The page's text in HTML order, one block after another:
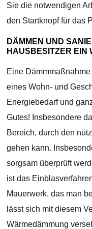
Sie die notwendigen
den Startknopf für das
DÄMMEN UND
HAUSBESITZER EIN
Eine
eines Wohn- und
Energiebedarf und
Gutes! Insbesondere
Bereich, durch den
gehen kann.
sorgsam überprüft
ist das
Mauerwerk, das man
lässt sich mit diesem
Wärmedämmung